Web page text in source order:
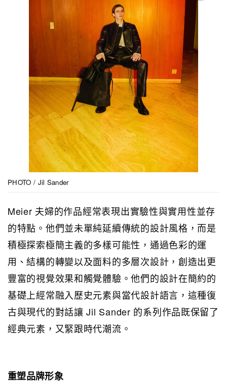
PHOTO / Jil Sander
Meier 夫婦的作品經常表現出實驗性與實用性並存
的特點。他們並未單純延續傳統的設計風格，而是
積極探索極簡主義的多樣可能性，通過色彩的運
用、結構的轉變以及面料的多層次設計，創造出更
豐富的視覺效果和觸覺體驗。他們的設計在簡約的
基礎上經常融入歷史元素與當代設計語言，這種復
古與現代的對話讓 Jil Sander 的系列作品既保留了
經典元素，又緊跟時代潮流。
重塑品牌形象